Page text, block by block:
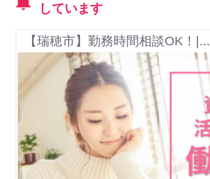
しています
【瑞穂市】勤務時間相談OK！|...